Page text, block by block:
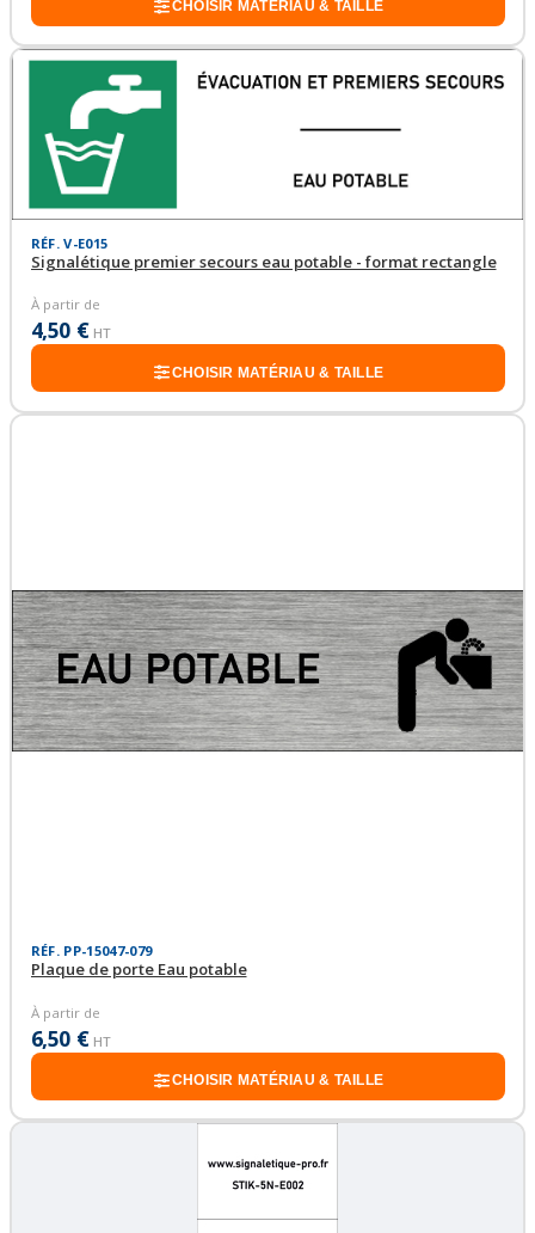
CHOISIR MATÉRIAU & TAILLE
RÉF. V-E015
Signalétique premier secours eau potable - format rectangle
À partir de
4,50 € HT
CHOISIR MATÉRIAU & TAILLE
RÉF. PP-15047-079
Plaque de porte Eau potable
À partir de
6,50 € HT
CHOISIR MATÉRIAU & TAILLE